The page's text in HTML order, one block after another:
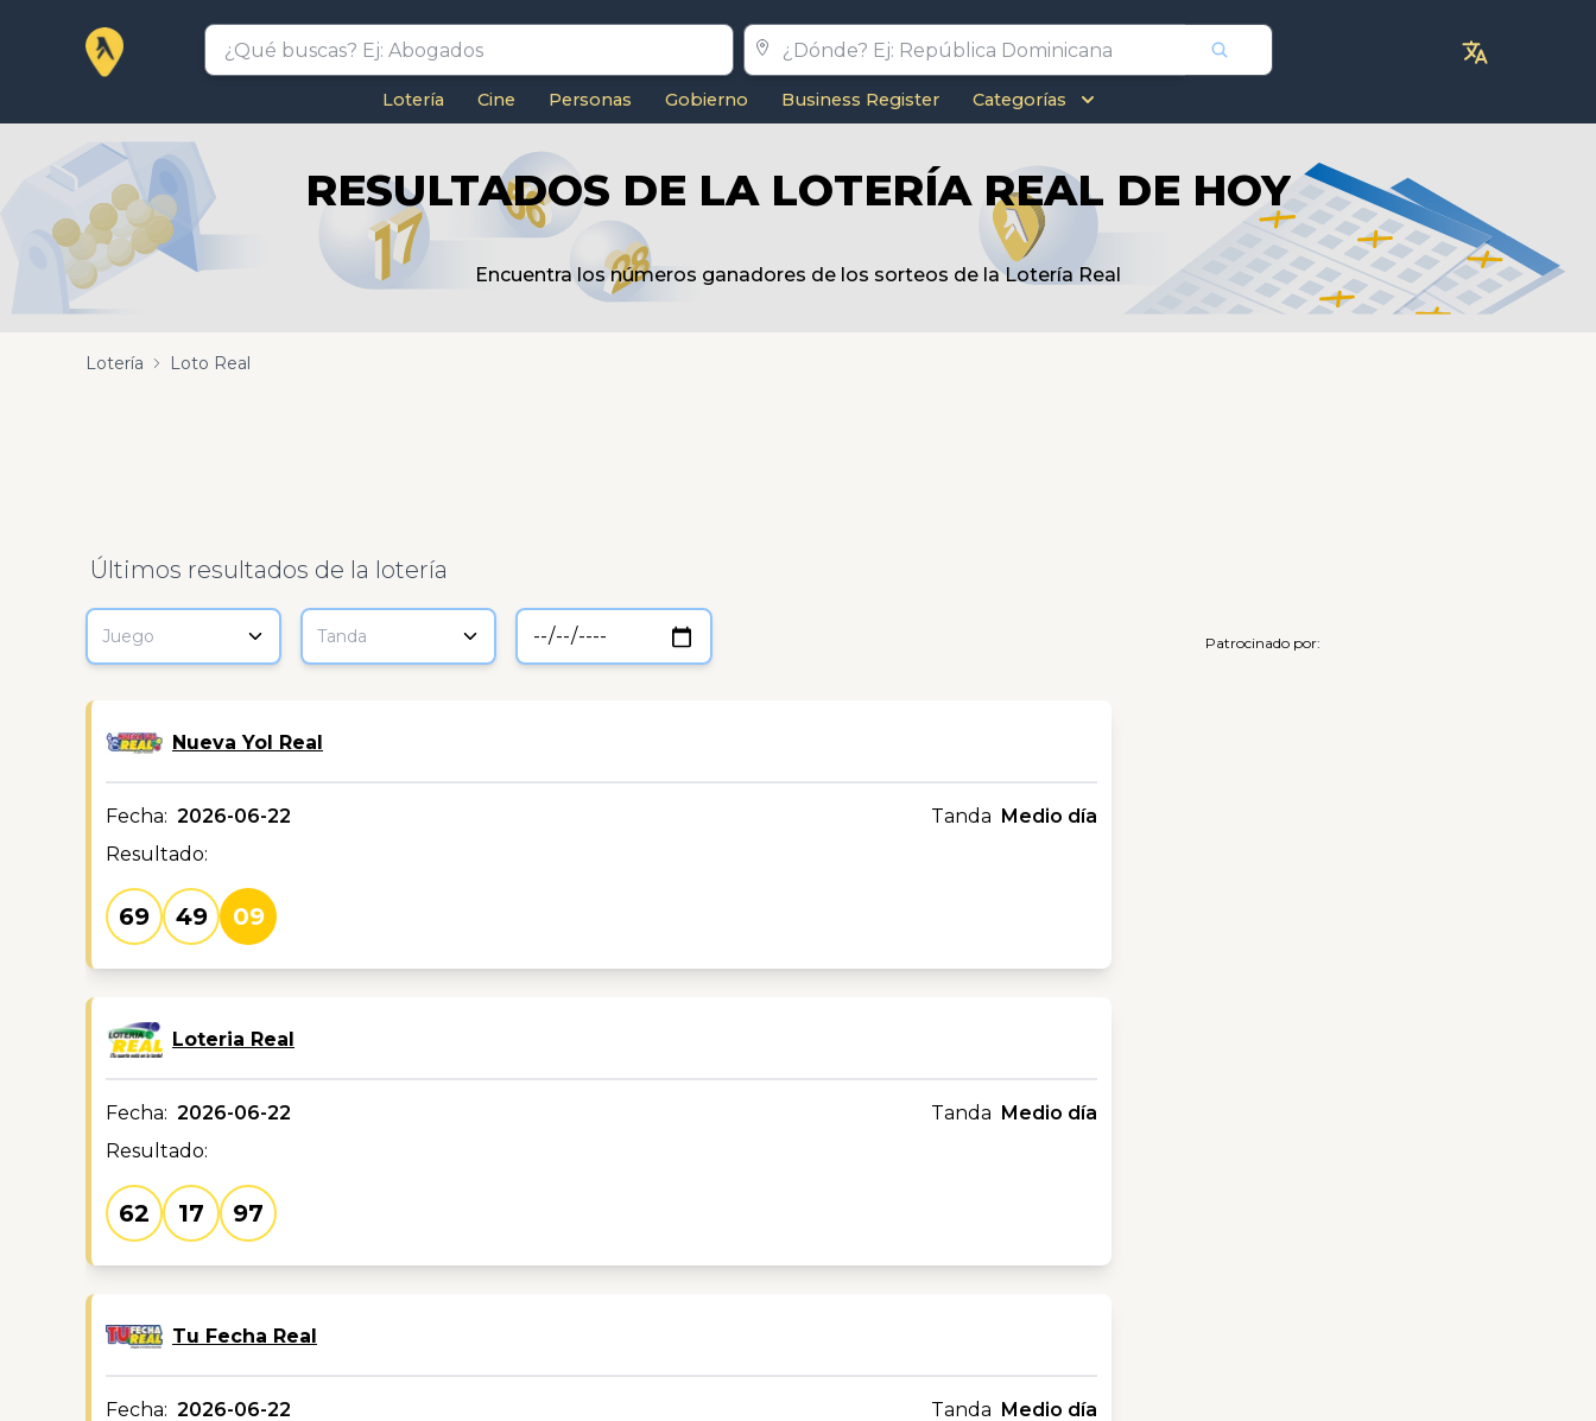
Lotería Cine Personas Gobierno Business Register Categorías
RESULTADOS DE LA LOTERÍA REAL DE HOY
Encuentra los números ganadores de los sorteos de la Lotería Real
Lotería Loto Real
Últimos resultados de la lotería
Juego Tanda Patrocinado por:
Nueva Yol Real
Fecha: 2026-06-22 Tanda Medio día
Resultado:
69 49 09
Loteria Real
Fecha: 2026-06-22 Tanda Medio día
Resultado:
62 17 97
Tu Fecha Real
Fecha: 2026-06-22 Tanda Medio día